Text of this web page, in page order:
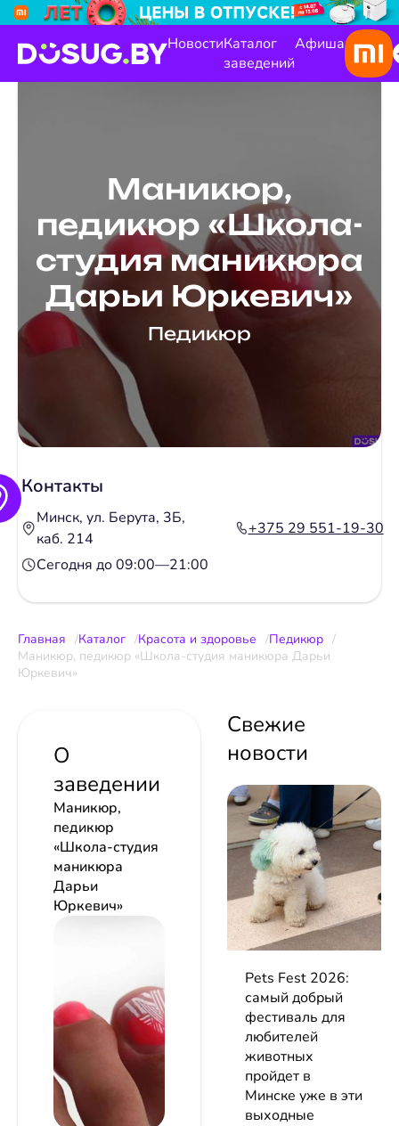
НовостиКаталог
заведений
Афиша
Маникюр,
педикюр «Школа-
студия маникюра
Дарьи Юркевич»
Педикюр
Контакты
Минск, ул. Берута, 3Б,
каб. 214
+375 29 551-19-30
Сегодня до 09:00—21:00
Главная Каталог Красота и здоровье
Педикюр
Маникюр, педикюр «Школа-студия маникюра Дарьи
Юркевич»
О
заведении
Маникюр,
педикюр
«Школа-студия
маникюра
Дарьи
Юркевич»
Свежие
новости
Pets Fest 2026:
самый добрый
фестиваль для
любителей
животных
пройдет в
Минске уже в эти
выходные